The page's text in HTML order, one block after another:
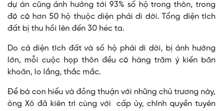
dự án cũng ảnh hưởng tới 93% số hộ trong thôn, trong
đó có hơn 50 hộ thuộc diện phải di dời. Tổng diện tích
đất bị thu hồi lên đến 30 héc ta.
Do cả diện tích đất và số hộ phải di dời, bị ảnh hưởng
lớn, mỗi cuộc họp thôn đều có hàng trăm ý kiến băn
khoăn, lo lắng, thắc mắc.
Để bà con hiểu và đồng thuận với những chủ trương này,
ông Xô đã kiên trì cùng với cấp ủy, chính quyền tuyên